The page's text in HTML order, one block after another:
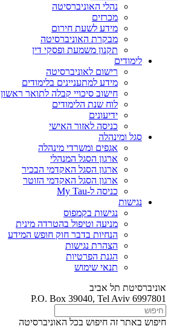
נהלי האוניברסיטה
מכרזים
מידע לשעת חירום
מבקרת האוניברסיטה
תקנון משמעת ופסקי דין
לימודים
רישום לאוניברסיטה
מידע למתעניינים בלימודים
חישוב סיכויי קבלה לתואר ראשון
לוח שנת הלימודים
ידיעונים
כניסה לאזור האישי
סגל ומינהלה
אגפים ומשרדי מינהלה
ארגון הסגל המנהלי
ארגון הסגל האקדמי הבכיר
ארגון הסגל האקדמי הזוטר
כניסה ל-My Tau
נגישות
נגישות בקמפוס
מניעה וטיפול בהטרדה מינית
הנחיות בדבר חוק חופש המידע
הצהרת נגישות
הגנת הפרטיות
תנאי שימוש
אוניברסיטת תל אביב
P.O. Box 39040, Tel Aviv 6997801
חיפוש באתר זה חיפוש בכל האוניברסיטה